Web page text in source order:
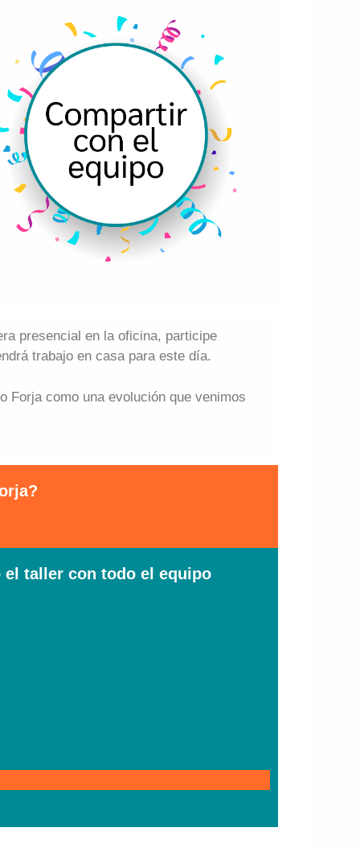
presencial en la oficina, participe
trabajo en casa para este día.
Forja como una evolución que venimos
taller con todo el equipo